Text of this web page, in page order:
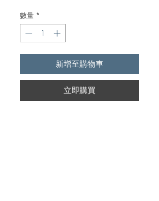
數量 *
新增至購物車
立即購買